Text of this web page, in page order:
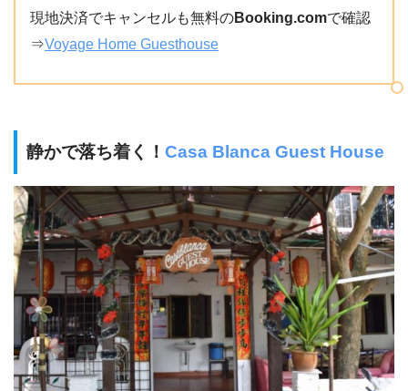
現地決済でキャンセルも無料のBooking.comで確認
⇒Voyage Home Guesthouse
静かで落ち着く！ Casa Blanca Guest House